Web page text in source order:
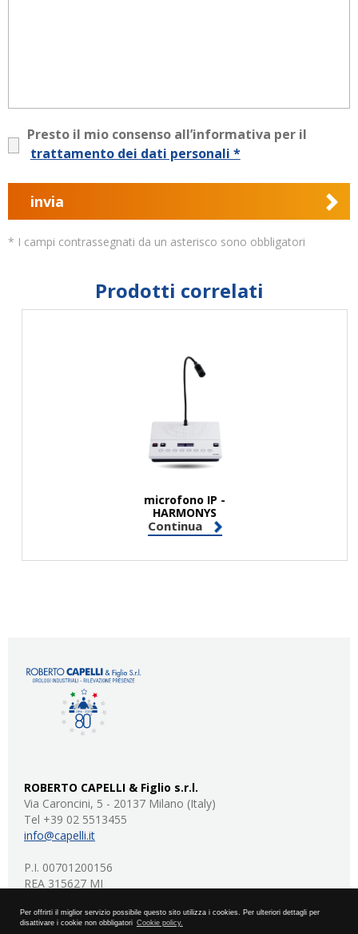
Per offrirti il miglior servizio possibile questo sito utilizza i cookies. Per ulteriori dettagli per
disattivare i cookie non obbligatori Cookie policy.
Presto il mio consenso all’informativa per il
trattamento dei dati personali *
invia
* I campi contrassegnati da un asterisco sono obbligatori
Prodotti correlati
microfono IP -
HARMONYS
Continua
ROBERTO CAPELLI & Figlio s.r.l.
Via Caroncini, 5 - 20137 Milano (Italy)
Tel +39 02 5513455
info@capelli.it
P.I. 00701200156
REA 315627 MI